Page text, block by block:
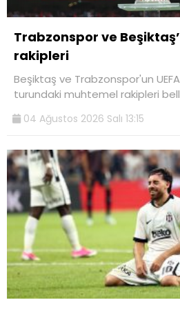
Trabzonspor ve
rakipleri
Beşiktaş ve Trabzonspor'un
turundaki muhtemel rakipleri
04 Ağustos 2026 Salı 13:15